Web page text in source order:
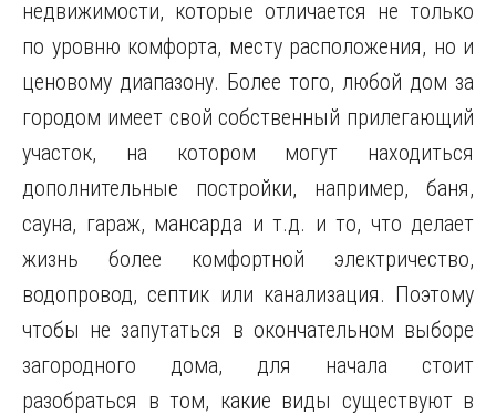
недвижимости, которые отличается не только
по уровню комфорта, месту расположения, но и
ценовому диапазону. Более того, любой дом за
городом имеетсвой собственный прилегающий
участок, на котором могут находиться
дополнительные постройки, например, баня,
сауна, гараж, мансарда и т.д. и то, что делает
жизнь более комфортной электричество,
водопровод, септик или канализация. Поэтому
чтобы не запутаться в окончательном выборе
загородного дома, для начала стоит
разобраться в том, какие виды существуют в